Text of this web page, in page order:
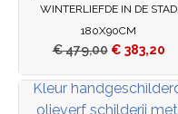
WINTERLIEFDE IN DE STAD
180X90CM
€479,00 € 383,20